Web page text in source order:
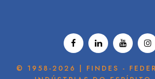
© 1958-2026 | FINDES -